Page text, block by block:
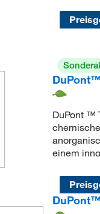
DuPont ™
einem